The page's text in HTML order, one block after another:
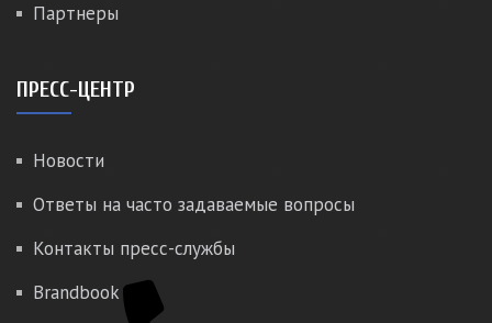
Партнеры
ПРЕСС-ЦЕНТР
Новости
Ответы на часто задаваемые вопросы
Контакты пресс-службы
Brandbook